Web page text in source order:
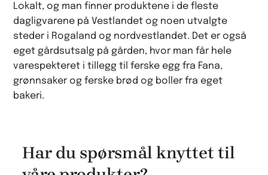
Lokalt, og man finner produktene i de fleste
dagligvarene på Vestlandet og noen utvalgte
steder i Rogaland og nordvestlandet. Det er også
eget gårdsutsalg på gården, hvor man får hele
varespekteret i tillegg til ferske egg fra Fana,
grønnsaker og ferske brød og boller fra eget
bakeri.
Har du spørsmål knyttet til